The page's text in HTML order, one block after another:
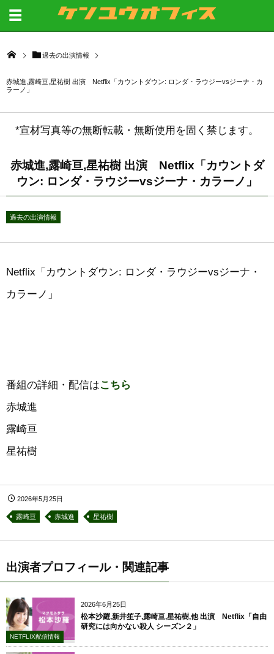
過去の出演情報
赤城進,露崎亘,星祐樹 出演 Netflix「カウントダウン: ロンダ・ラウジーvsジーナ・カ
ラーノ」
*宣材写真等の無断転載・無断使用を固く禁じます。
赤城進,露崎亘,星祐樹 出演 Netflix「カウントダ
ウン: ロンダ・ラウジーvsジーナ・カラーノ」
過去の出演情報
Netflix「カウントダウン: ロンダ・ラウジーvsジーナ・
カラーノ」
番組の詳細・配信はこちら
赤城進
露崎亘
星祐樹
2026年5月25日
露崎亘 赤城進 星祐樹
出演者プロフィール・関連記事
2026年6月25日
NETFLIX配信情報
松本沙羅,新井笙子,露崎亘,星祐樹,他 出演 Netflix「自由
研究には向かない殺人 シーズン２」